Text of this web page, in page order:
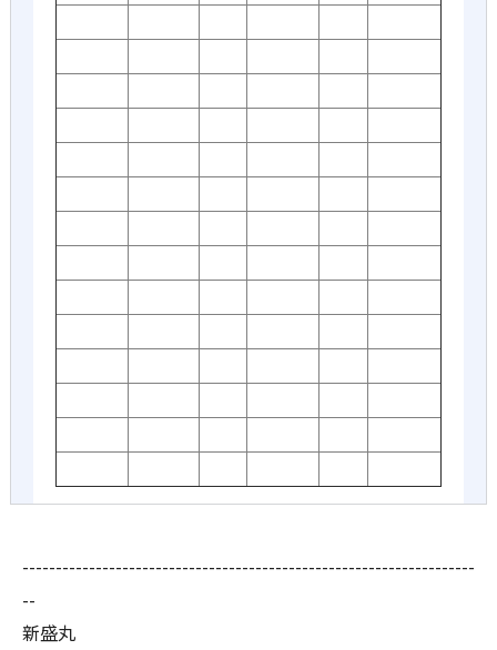
--------------------------------------------------------------------
--
新盛丸